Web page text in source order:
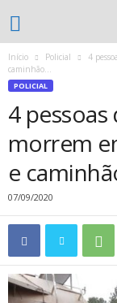
Início Policial
4
caminhão...
POLICIAL
4
morrem
e
07/09/2020